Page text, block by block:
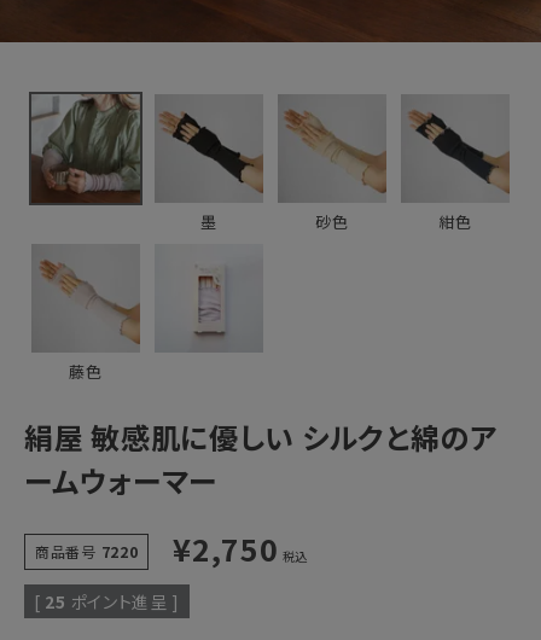
特集
読み物
ログアウト
墨 砂色 紺色
藤色
絹屋 敏感肌に優しい シルクと綿のア
ームウォーマー
商品番号 7220 ¥2,750 税込
[ 25 ポイント進呈 ]